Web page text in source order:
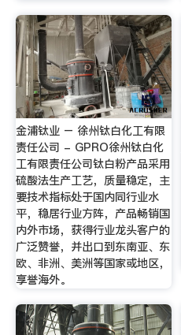
金浦钛业 – 徐州钛白化工有限
责任公司 - GPRO徐州钛白化
工有限责任公司钛白粉产品采用
硫酸法生产工艺，质量稳定，主
要技术指标处于国内同行业水
平，稳居行业方阵，产品畅销国
内外市场，获得行业龙头客户的
广泛赞誉，并出口到东南亚、东
欧、非洲、美洲等国家或地区，
享誉海外。